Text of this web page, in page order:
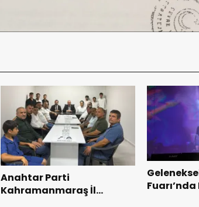
Anahtar Parti
Kahramanmaraş İl